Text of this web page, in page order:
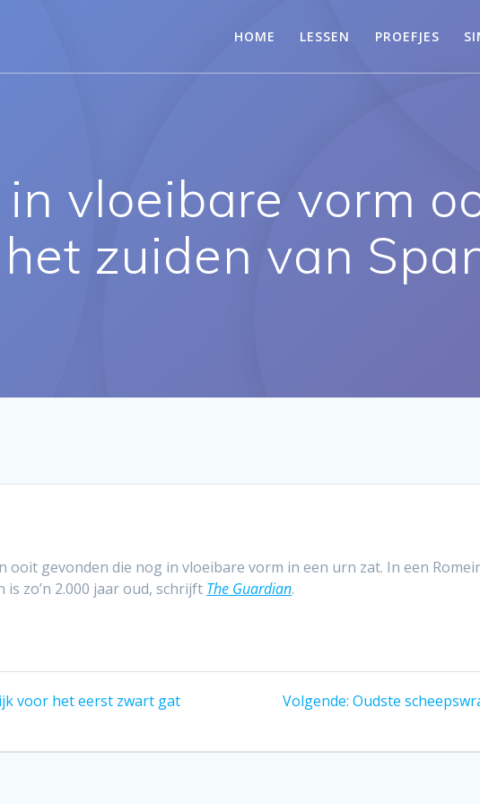
HOME LESSEN PROEFJES
vloeibare vorm
zuiden van
ooit gevonden die nog in vloeibare vorm in een urn zat. In een
zo’n 2.000 jaar oud, schrijft The Guardian.
voor het eerst zwart gat
Volgende: Volgend
Oudste